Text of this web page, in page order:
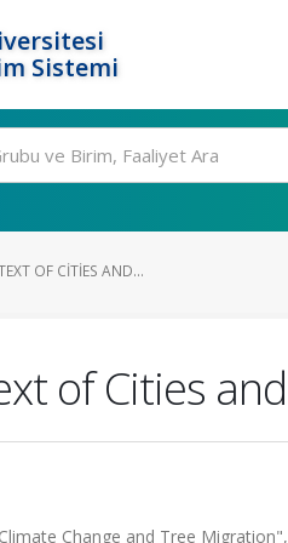
Sistemi
OF CITIES AND...
of Cities
Change and Tree